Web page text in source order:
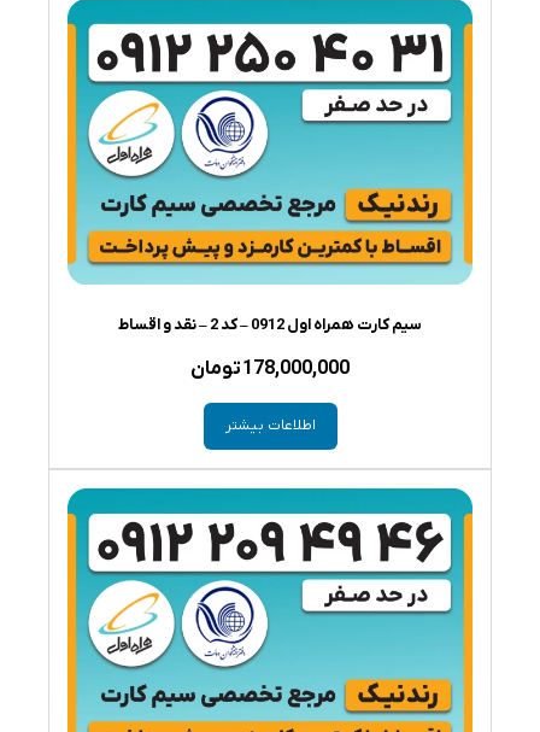
سیم کارت همراه اول 0912 – کد 2 – نقد و اقساط
178,000,000تومان
اطلاعات بیشتر